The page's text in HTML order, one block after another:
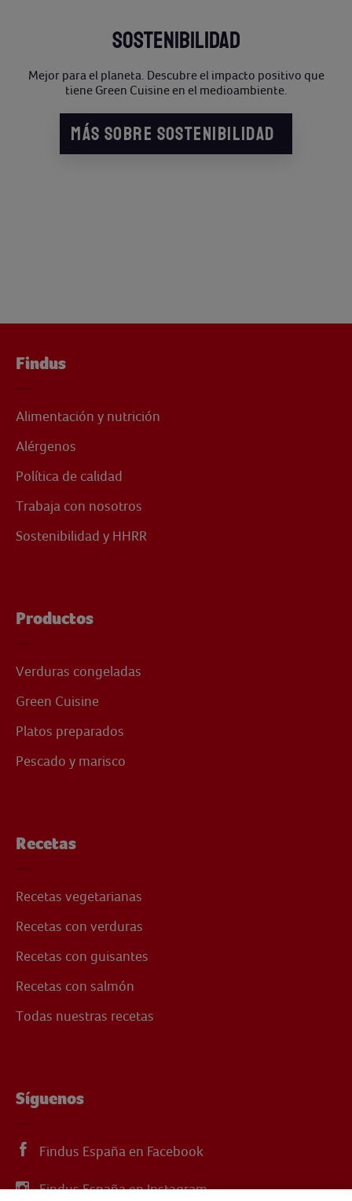
SOSTENIBILIDAD
Mejor para el planeta. Descubre el impacto positivo que
tiene Green Cuisine en el medioambiente.
MÁS SOBRE SOSTENIBILIDAD
Findus
Alimentación y nutrición
Alérgenos
Política de calidad
Trabaja con nosotros
Sostenibilidad y HHRR
Productos
Verduras congeladas
Green Cuisine
Platos preparados
Pescado y marisco
Recetas
Recetas vegetarianas
Recetas con verduras
Recetas con guisantes
Recetas con salmón
Todas nuestras recetas
Síguenos
Findus España en Facebook
Findus España en Instagram